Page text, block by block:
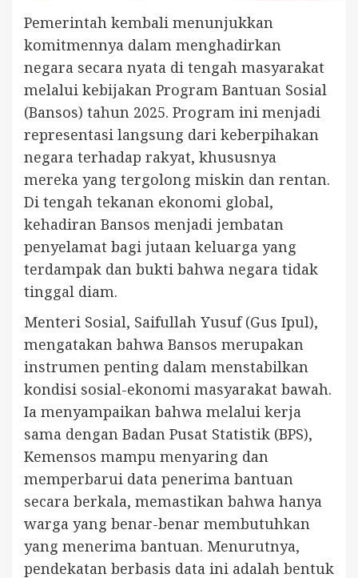
Pemerintah kembali menunjukkan
komitmennya dalam menghadirkan
negara secara nyata di tengah masyarakat
melalui kebijakan Program Bantuan Sosial
(Bansos) tahun 2025. Program ini menjadi
representasi langsung dari keberpihakan
negara terhadap rakyat, khususnya
mereka yang tergolong miskin dan rentan.
Di tengah tekanan ekonomi global,
kehadiran Bansos menjadi jembatan
penyelamat bagi jutaan keluarga yang
terdampak dan bukti bahwa negara tidak
tinggal diam.
Menteri Sosial, Saifullah Yusuf (Gus Ipul),
mengatakan bahwa Bansos merupakan
instrumen penting dalam menstabilkan
kondisi sosial-ekonomi masyarakat bawah.
Ia menyampaikan bahwa melalui kerja
sama dengan Badan Pusat Statistik (BPS),
Kemensos mampu menyaring dan
memperbarui data penerima bantuan
secara berkala, memastikan bahwa hanya
warga yang benar-benar membutuhkan
yang menerima bantuan. Menurutnya,
pendekatan berbasis data ini adalah bentuk